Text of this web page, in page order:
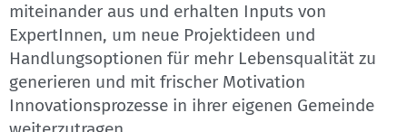
miteinander aus und erhalten Inputs von
ExpertInnen, um neue Projektideen und
Handlungsoptionen für mehr Lebensqualität zu
generieren und mit frischer Motivation
Innovationsprozesse in ihrer eigenen Gemeinde